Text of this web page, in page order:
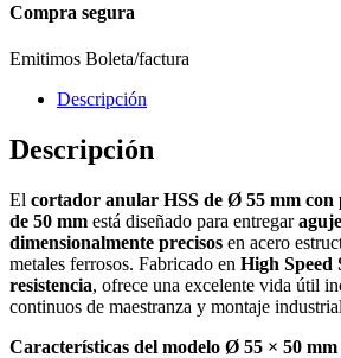
Compra segura
Emitimos Boleta/factura
Descripción
Descripción
El cortador anular HSS de Ø 55 mm
de 50 mm está diseñado para entregar
dimensionalmente precisos en acero
metales ferrosos. Fabricado en High Speed
resistencia, ofrece una excelente vida útil
continuos de maestranza y montaje
Características del modelo Ø 55 × 50 mm